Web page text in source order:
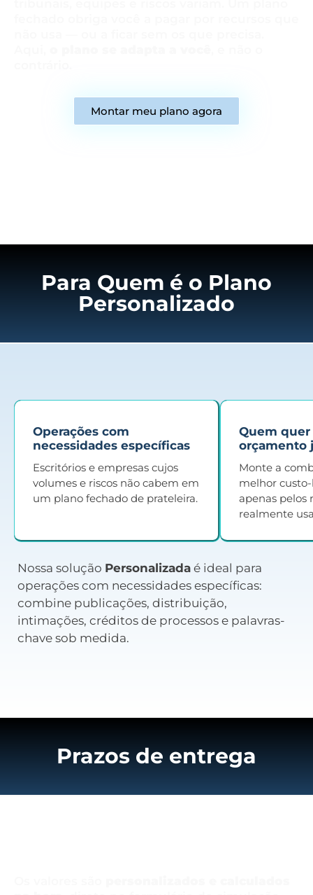
Montar meu plano agora
Para Quem é o Plano
Personalizado
Operações com
necessidades específicas
Escritórios e empresas cujos
volumes e riscos não cabem em
um plano fechado de prateleira.
Quem
orçamento
Monte a
melhor
apenas pelos
realmente
Nossa solução Personalizada é ideal para
operações com necessidades específicas:
combine publicações, distribuição,
intimações, créditos de processos e palavras-
chave sob medida.
Prazos de entrega